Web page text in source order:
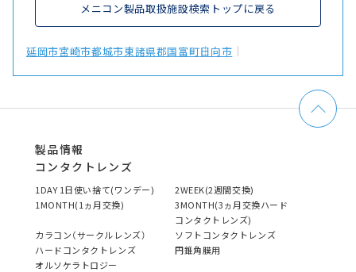
メニコン製品取扱施設検索トップに戻る
延岡市宮崎市都城市東諸県郡国富町日向市
製品情報
コンタクトレンズ
1DAY 1日使い捨て(ワンデー)
2WEEK(2週間交換)
1MONTH(1ヵ月交換)
3MONTH(3ヵ月交換ハード
コンタクトレンズ)
カラコン（サークルレンズ）
ソフトコンタクトレンズ
ハードコンタクトレンズ
円錐角膜用
オルソケラトロジー